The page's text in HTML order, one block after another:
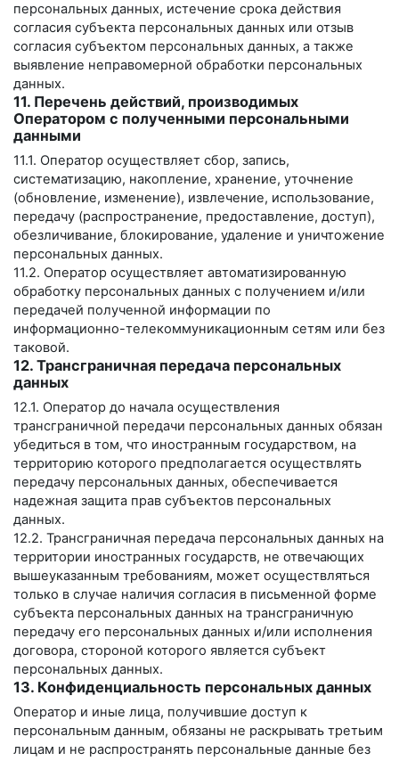
персональных данных, истечение срока действия
согласия субъекта персональных данных или отзыв
согласия субъектом персональных данных, а также
выявление неправомерной обработки персональных
данных.
11. Перечень действий, производимых
Оператором с полученными персональными
данными
11.1. Оператор осуществляет сбор, запись,
систематизацию, накопление, хранение, уточнение
(обновление, изменение), извлечение, использование,
передачу (распространение, предоставление, доступ),
обезличивание, блокирование, удаление и уничтожение
персональных данных.
11.2. Оператор осуществляет автоматизированную
обработку персональных данных с получением и/или
передачей полученной информации по
информационно-телекоммуникационным сетям или без
таковой.
12. Трансграничная передача персональных
данных
12.1. Оператор до начала осуществления
трансграничной передачи персональных данных обязан
убедиться в том, что иностранным государством, на
территорию которого предполагается осуществлять
передачу персональных данных, обеспечивается
надежная защита прав субъектов персональных
данных.
12.2. Трансграничная передача персональных данных на
территории иностранных государств, не отвечающих
вышеуказанным требованиям, может осуществляться
только в случае наличия согласия в письменной форме
субъекта персональных данных на трансграничную
передачу его персональных данных и/или исполнения
договора, стороной которого является субъект
персональных данных.
13. Конфиденциальность персональных данных
Оператор и иные лица, получившие доступ к
персональным данным, обязаны не раскрывать третьим
лицам и не распространять персональные данные без